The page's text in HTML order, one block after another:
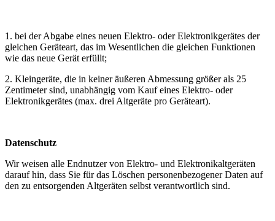
1. bei der Abgabe eines neuen Elektro- oder Elektronikgerätes der
gleichen Geräteart, das im Wesentlichen die gleichen Funktionen
wie das neue Gerät erfüllt;
2. Kleingeräte, die in keiner äußeren Abmessung größer als 25
Zentimeter sind, unabhängig vom Kauf eines Elektro- oder
Elektronikgerätes (max. drei Altgeräte pro Geräteart).
Datenschutz
Wir weisen alle Endnutzer von Elektro- und Elektronikaltgeräten
darauf hin, dass Sie für das Löschen personenbezogener Daten auf
den zu entsorgenden Altgeräten selbst verantwortlich sind.